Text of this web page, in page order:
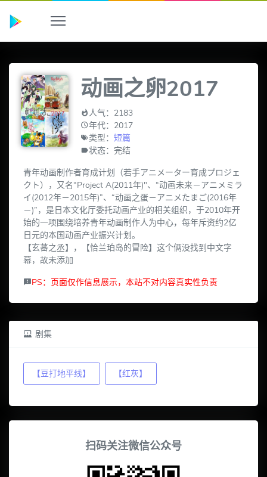
动画之卵2017
人气：2183
年代：2017
类型： 短篇
状态：完结
青年动画制作者育成计划（若手アニメーター育成プロジェ
クト），又名“Project A(2011年)"、“动画未来－アニメミラ
イ(2012年－2015年)”、“动画之蛋－アニメたまご(2016年
－)”，是日本文化厅委托动画产业的相关组织，于2010年开
始的一项围绕培养青年动画制作人为中心，每年斥资约2亿
日元的本国动画产业振兴计划。
【玄蕃之丞】，【恰兰珀岛的冒险】这个俩没找到中文字
幕，故未添加
PS：页面仅作信息展示，本站不对内容真实性负责
剧集
【豆打地平线】 【红灰】
扫码关注微信公众号